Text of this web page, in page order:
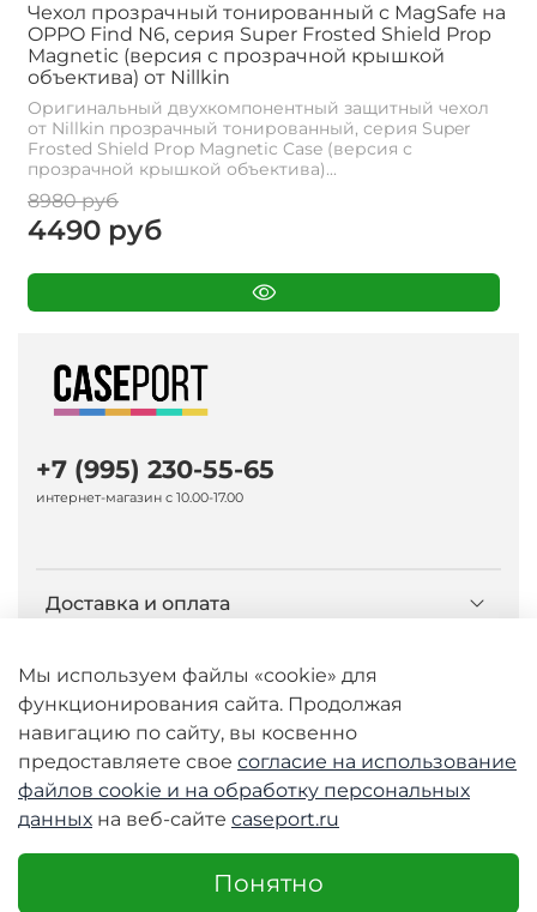
Чехол прозрачный тонированный с MagSafe на
OPPO Find N6, серия Super Frosted Shield Prop
Magnetic (версия с прозрачной крышкой
объектива) от Nillkin
Оригинальный двухкомпонентный защитный чехол
от Nillkin прозрачный тонированный, серия Super
Frosted Shield Prop Magnetic Case (версия с
прозрачной крышкой объектива)...
8980 руб
4490 руб
Доставка и оплата
О компании Caseport
Бренд Nillkin
+7 (995) 230-55-65
интернет-магазин с 10.00-17.00
© 2026 Любое использование контента без
письменного разрешения запрещено
Мы используем файлы «cookie» для
функционирования сайта. Продолжая
навигацию по сайту, вы косвенно
предоставляете свое согласие на использование
файлов cookie и на обработку персональных
данных на веб-сайте caseport.ru
Понятно